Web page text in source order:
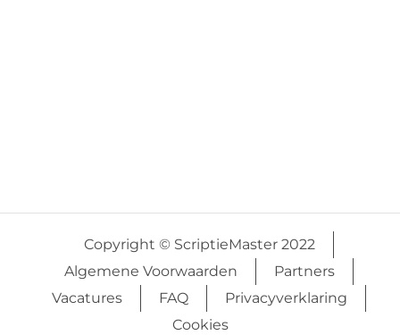
Copyright © ScriptieMaster 2022
Algemene Voorwaarden
Partners
Vacatures
FAQ
Privacyverklaring
Cookies